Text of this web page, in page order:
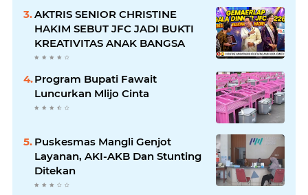
AKTRIS SENIOR CHRISTINE
HAKIM SEBUT JFC JADI BUKTI
KREATIVITAS ANAK BANGSA
Program Bupati Fawait
Luncurkan Mlijo Cinta
Puskesmas Mangli Genjot
Layanan, AKI-AKB Dan Stunting
Ditekan